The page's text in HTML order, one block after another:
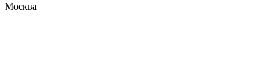
Москва